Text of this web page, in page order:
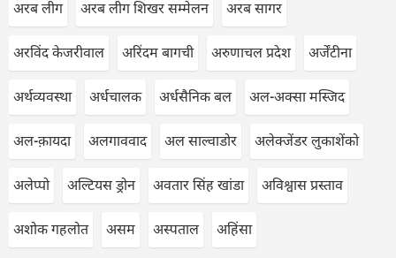
अरब लीग अरब लीग शिखर सम्मेलन अरब सागर
अरविंद केजरीवाल अरिंदम बागची अरुणाचल प्रदेश अर्जेंटीना
अर्थव्यवस्था अर्धचालक अर्धसैनिक बल अल-अक्सा मस्जिद
अल-क़ायदा अलगाववाद अल साल्वाडोर अलेक्जेंडर लुकाशेंको
अलेप्पो अल्टियस ड्रोन अवतार सिंह खांडा अविश्वास प्रस्ताव
अशोक गहलोत असम अस्पताल अहिंसा